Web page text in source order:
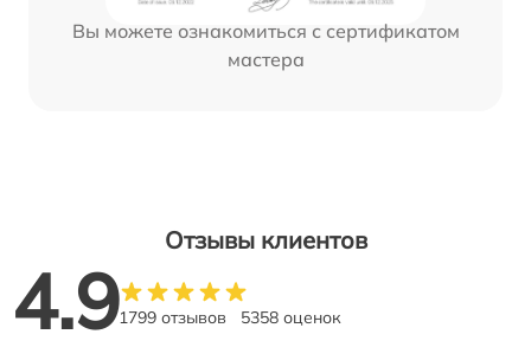
Вы можете ознакомиться с сертификатом
мастера
Отзывы клиентов
4.91799 отзывов 5358 оценок